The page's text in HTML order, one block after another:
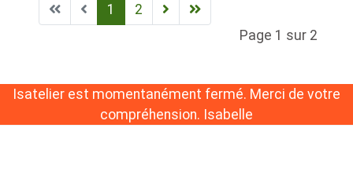
Page 1 sur 2
1 2
Isatelier est momentanément fermé. Merci de votre
compréhension. Isabelle